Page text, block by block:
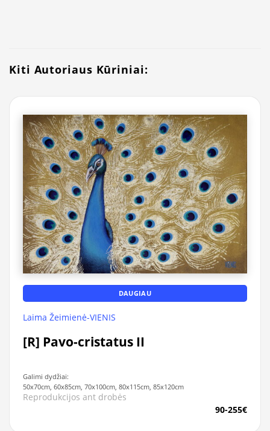
Kiti Autoriaus Kūriniai:
DAUGIAU
Laima Žeimienė-VIENIS
[R] Pavo-cristatus II
Galimi dydžiai:
50x70cm, 60x85cm, 70x100cm, 80x115cm, 85x120cm
Reprodukcijos ant drobės
90-255€